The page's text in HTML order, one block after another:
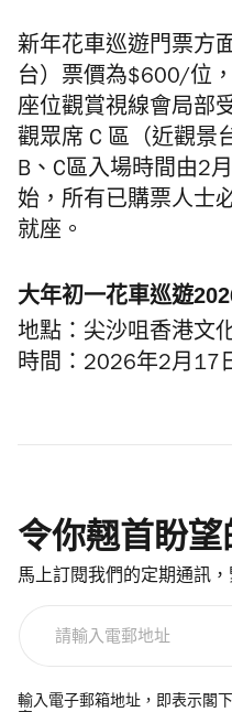
新年花車巡遊門票方
台）票價為$600/位
座位觀賞視線會局部
觀眾席 C 區（近觀景
B、C區入場時間由2
始，所有已購票人士
就座。
大年初一花車巡遊
地點：尖沙咀香港文
時間：2026年2月17
令你翹首盼望
馬上訂閱我們的定期通訊
電
輸入電子郵箱地址，即表示閣